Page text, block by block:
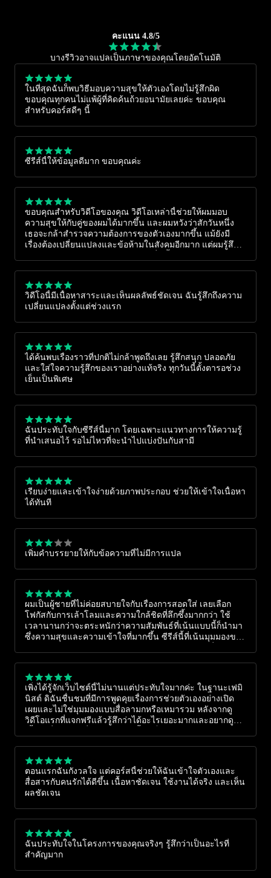
คะแนน 4.8/5
บางรีวิวอาจแปลเป็นภาษาของคุณโดยอัตโนมัติ
ในที่สุดฉันก็พบวิธีมอบความสุขให้ตัวเองโดยไม่รู้สึกผิด
ขอบคุณทุกคนไม่แพ้ผู้ที่คิดค้นถ้วยอนามัยเลยค่ะ ขอบคุณ
สำหรับคอร์สดีๆ นี้
ซีรีส์นี้ให้ข้อมูลดีมาก ขอบคุณค่ะ
ขอบคุณสำหรับวิดีโอของคุณ วิดีโอเหล่านี้ช่วยให้ผมมอบ
ความสุขให้กับคู่ของผมได้มากขึ้น และผมหวังว่าสักวันหนึ่ง
เธอจะกล้าสำรวจความต้องการของตัวเองมากขึ้น แม้ยังมี
เรื่องต้องเปลี่ยนแปลงและข้อห้ามในสังคมอีกมาก แต่ผมรู้สึก
วิดีโอนี้มีเนื้อหาสาระและเห็นผลลัพธ์ชัดเจน ฉันรู้สึกถึงความ
เปลี่ยนแปลงตั้งแต่ช่วงแรก
ได้ค้นพบเรื่องราวที่ปกติไม่กล้าพูดถึงเลย รู้สึกสนุก ปลอดภัย
และใส่ใจความรู้สึกของเราอย่างแท้จริง ทุกวันนี้ตั้งตารอช่วง
เย็นเป็นพิเศษ
ฉันประทับใจกับซีรีส์นี้มาก โดยเฉพาะแนวทางการให้ความรู้
ที่นำเสนอไว้ รอไม่ไหวที่จะนำไปแบ่งปันกับสามี
เรียบง่ายและเข้าใจง่ายด้วยภาพประกอบ ช่วยให้เข้าใจเนื้อหา
ได้ทันที
เพิ่มคำบรรยายให้กับข้อความที่ไม่มีการแปล
ผมเป็นผู้ชายที่ไม่ค่อยสบายใจกับเรื่องการสอดใส่ เลยเลือก
โฟกัสกับการเล้าโลมและความใกล้ชิดที่ลึกซึ้งมากกว่า ใช้
เวลานานกว่าจะตระหนักว่าความสัมพันธ์ที่เน้นแบบนี้ก็นำมา
ซึ่งความสุขและความเข้าใจที่มากขึ้น ซีรีส์นี้ที่เน้นมุมมองของ
เพิ่งได้รู้จักเว็บไซต์นี้ไม่นานแต่ประทับใจมากค่ะ ในฐานะเฟมิ
นิสต์ ดิฉันชื่นชมที่มีการพูดคุยเรื่องการช่วยตัวเองอย่างเปิด
เผยและไม่ใช่มุมมองแบบสื่อลามกหรือเหมารวม หลังจากดู
วิดีโอแรกที่แจกฟรีแล้วรู้สึกว่าได้อะไรเยอะมากและอยากดู
ตอนแรกฉันกังวลใจ แต่คอร์สนี้ช่วยให้ฉันเข้าใจตัวเองและ
สื่อสารกับคนรักได้ดีขึ้น เนื้อหาชัดเจน ใช้งานได้จริง และเห็น
ผลชัดเจน
ฉันประทับใจในโครงการของคุณจริงๆ รู้สึกว่าเป็นอะไรที่
สำคัญมาก